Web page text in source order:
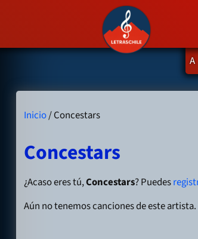
A
Inicio/ Concestars
Concestars
¿Acaso eres tú,Concestars? Puedes
Aún no tenemos canciones de este